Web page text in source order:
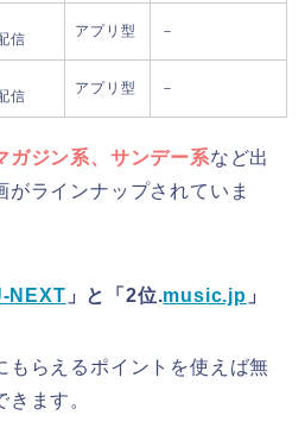
信
アプリ型 －
信
アプリ型 －
ガジン系、サンデー系など出
がラインナップされていま
NEXT 」と「2位.music.jp 」
もらえるポイントを使えば無
ます。